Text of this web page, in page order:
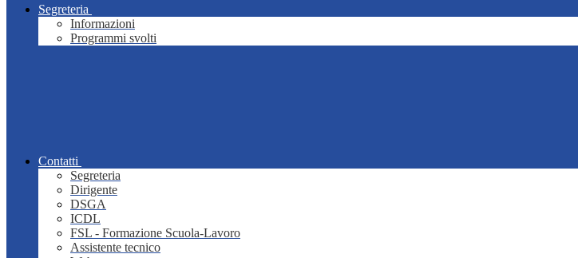
Segreteria
Informazioni
Programmi svolti
Contatti
Segreteria
Dirigente
DSGA
ICDL
FSL - Formazione Scuola-Lavoro
Assistente tecnico